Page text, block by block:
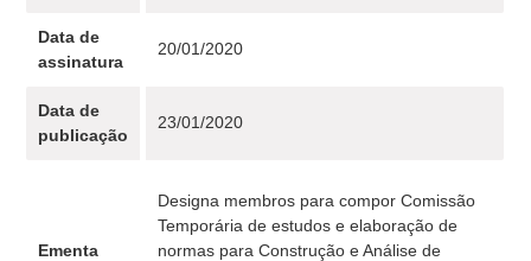
Data de
assinatura
20/01/2020
Data de
publicação
23/01/2020
Ementa
Designa membros para compor Comissão
Temporária de estudos e elaboração de
normas para Construção e Análise de